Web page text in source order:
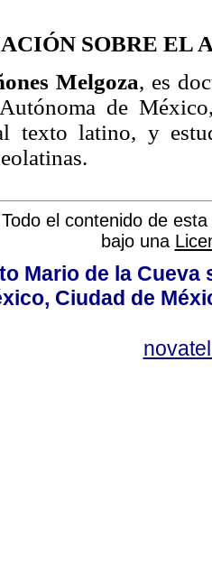
SOBRE EL
Melgoza, es
de
texto latino, y
Todo el contenido de
bajo una
Mario de la Cueva
Ciudad de